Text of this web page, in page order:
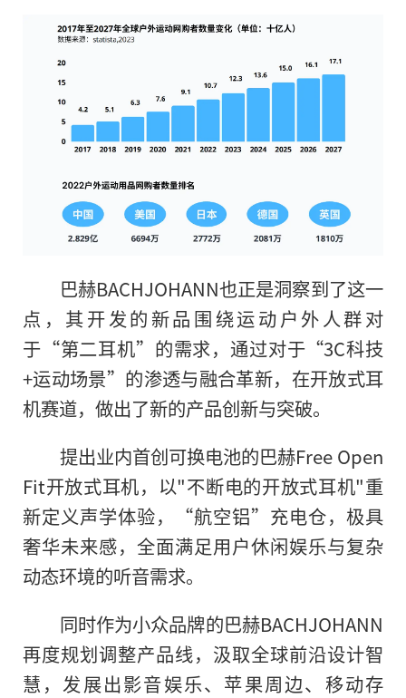
巴赫BACHJOHANN也正是洞察到了这一
点，其开发的新品围绕运动户外人群对
于“第二耳机”的需求，通过对于“3C科技
+运动场景”的渗透与融合革新，在开放式耳
机赛道，做出了新的产品创新与突破。
提出业内首创可换电池的巴赫Free Open
Fit开放式耳机，以"不断电的开放式耳机"重
新定义声学体验，“航空铝”充电仓，极具
奢华未来感，全面满足用户休闲娱乐与复杂
动态环境的听音需求。
同时作为小众品牌的巴赫BACHJOHANN
再度规划调整产品线，汲取全球前沿设计智
慧，发展出影音娱乐、苹果周边、移动存